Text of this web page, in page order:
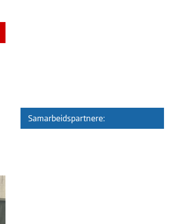
Samarbeidspartnere: